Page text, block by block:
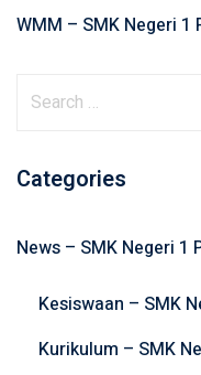
WMM – SMK Negeri 1
r
f
Categories
News – SMK Negeri 1
Kesiswaan – SMK
Kurikulum – SMK